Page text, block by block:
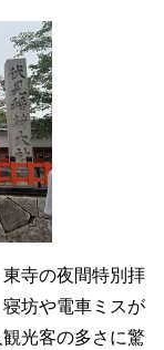
寺の夜間特別拝
坊や電車ミスが
光客の多さに驚